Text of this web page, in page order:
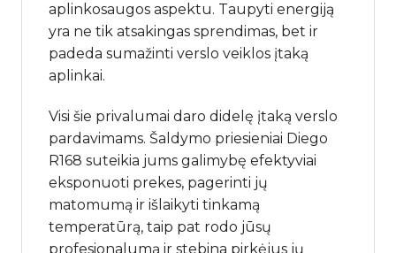
aplinkosaugos aspektu. Taupyti energiją
yra ne tik atsakingas sprendimas, bet ir
padeda sumažinti verslo veiklos įtaką
aplinkai.
Visi šie privalumai daro didelę įtaką verslo
pardavimams. Šaldymo priesieniai Diego
R168 suteikia jums galimybę efektyviai
eksponuoti prekes, pagerinti jų
matomumą ir išlaikyti tinkamą
temperatūrą, taip pat rodo jūsų
profesionalumą ir stebina pirkėjus jų